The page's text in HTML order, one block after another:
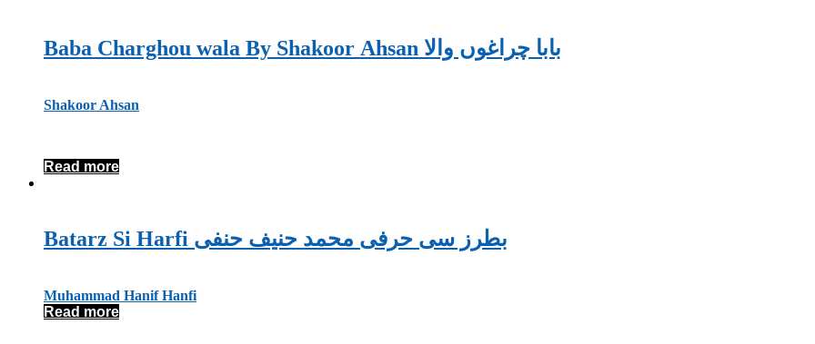
Baba Charghou wala By Shakoor Ahsan بابا چراغوں والا
Shakoor Ahsan
Read more
Batarz Si Harfi بطرز سی حرفی محمد حنیف حنفی
Muhammad Hanif Hanfi
Read more